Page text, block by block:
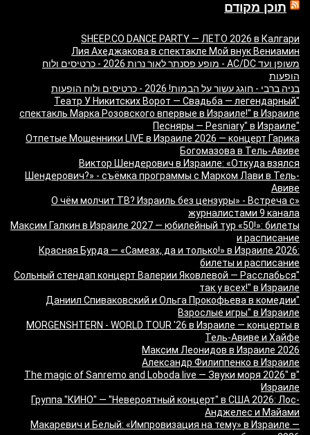
תוכן מקודם
SHEEP.CO DANCE PARTY — ЛЕТО 2026 в Калгари
Лия Ахеджакова в спектакле Мой внук Вениамин
משופן ועד AC/DC - מופע פסנתר לאור נרות 2026 - כרטיסים ולוח
הופעות
בניה ברבי - חוגג עשור על הבמות! 2026 - כרטיסים ולוח הופעות
"Театр У Никитских Ворот — Свадьба — легендарный
спектакль Марка Розовского впервые в Израиле!" в Израиле
"Песняры — Pesniary" в Израиле
Отпетые Мошенники LIVE в Израиле 2026 — концерт Гарика
Богомазова в Тель-Авиве
Виктор Шендерович в Израиле: «Откуда взялся
Шендерович?» - съёмка программы с Марком Лави в Тель-
Авиве
«О чём молчит ТВ? Израиль без цензуры» - Встреча с
журналистами 9 канала
Максим Галкин в Израиле 2027 — юбилейный тур «50!»: билеты
и расписание
Красная Бурда — «Самеах, да и только!» в Израиле 2026:
билеты и расписание
"Сольный стендап концерт Валерии Яковлевой — Расслабься
так у всех!" в Израиле
"Даниил Спиваковский и Ольга Прокофьева в комедии
Взрослые игры" в Израиле
MORGENSHTERN - WORLD TOUR '26 в Израиле — концерты в
Тель-Авиве и Хайфе
Максим Леонидов в Израиле 2026
Александр Филиппенко в Израиле
"The magic of Sanremo and Loboda live — Звуки моря 2026" в
Израиле
Группа "КИНО" — "Невероятный концерт" в США 2026: Лос-
Анджелес и Майами
Макаревич и Белый: «Импровизация на тему» в Израиле —